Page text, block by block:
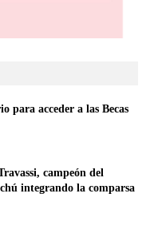
para acceder a las Becas
campeón del
integrando la comparsa